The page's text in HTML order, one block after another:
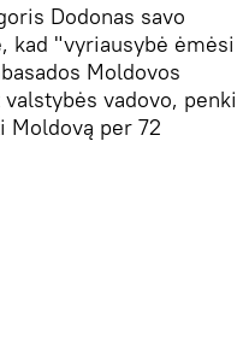
Dodonas savo
kad "vyriausybė ėmėsi
Moldovos
vadovo, penki
per 72